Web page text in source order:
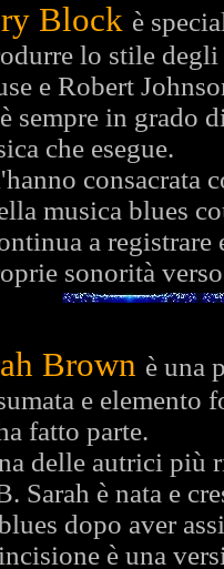
Block è
lo stile
e Robert
sempre in grado
che esegue.
consacrata
musica blues
a registrare
sonorità
Brown è una
e elemento
fatto parte.
delle autrici più
Sarah è nata e
dopo aver
è una